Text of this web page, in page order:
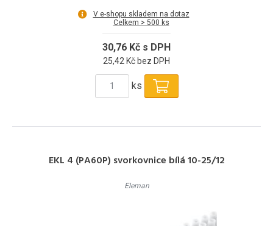
V e-shopu skladem na dotaz
Celkem > 500 ks
30,76 Kč s DPH
25,42 Kč bez DPH
ks
EKL 4 (PA60P) svorkovnice bílá 10-25/12
Eleman